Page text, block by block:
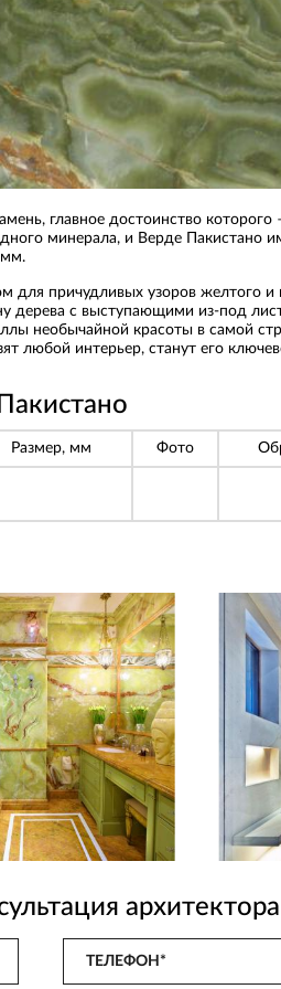
главное достоинство которого
минерала, и Верде Пакистано
для причудливых узоров желтого и
с выступающими из-под
необычайной красоты в самой
любой интерьер, станут его
Размер, мм Фото
архитектора